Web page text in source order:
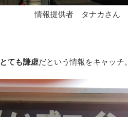
情報提供者 タナカさん
とても謙虚だという情報をキャッチ。